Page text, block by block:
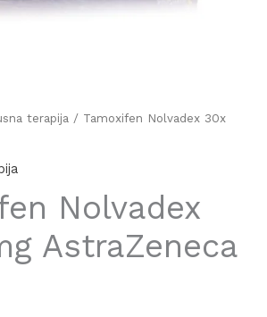
terapija / Tamoxifen Nolvadex 30x
Nolvadex
AstraZeneca